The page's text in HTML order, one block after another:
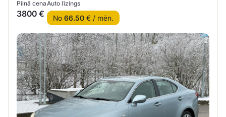
Pilnā cena
3800 €
Auto līzings
No 66.50€ / mēn.